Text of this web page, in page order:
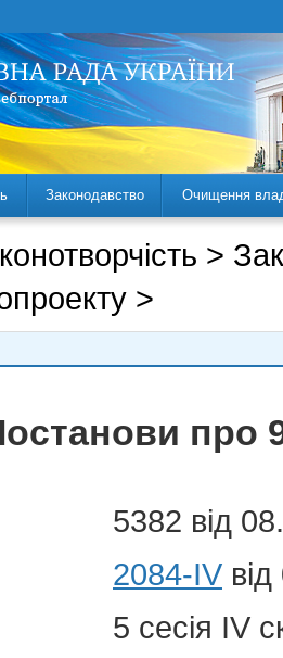
Законодавство Очищення
>
>
про
5382 від
2084-IV
5 сесія IV